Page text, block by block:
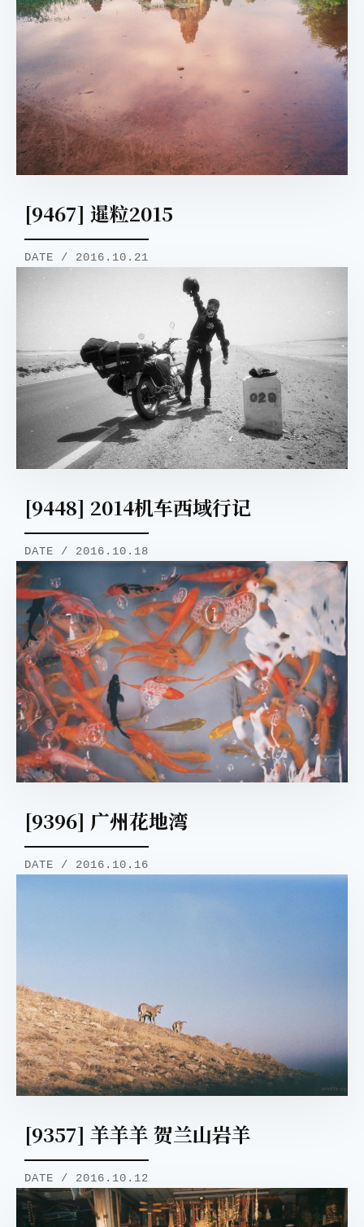
[9467] 暹粒2015
DATE / 2016.10.21
[9448] 2014机车西域行记
DATE / 2016.10.18
[9396] 广州花地湾
DATE / 2016.10.16
[9357] 羊羊羊 贺兰山岩羊
DATE / 2016.10.12